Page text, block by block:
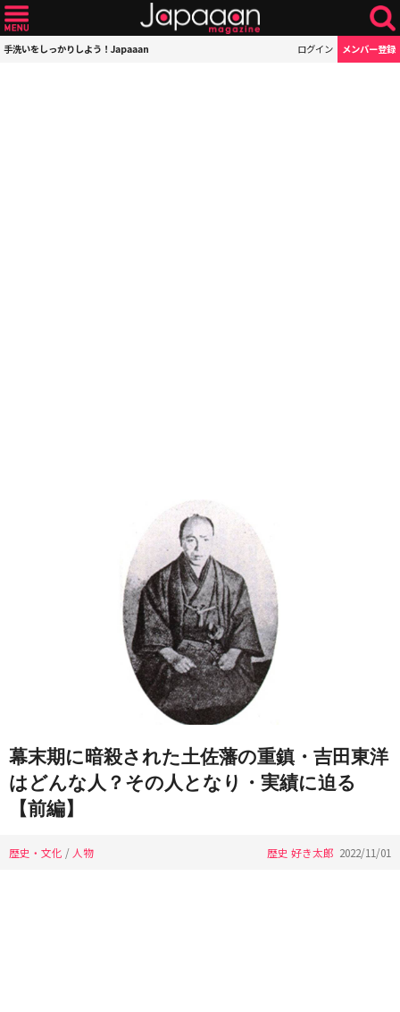
手洗いをしっかりしよう！Japaaan ログイン メンバー登録
幕末期に暗殺された土佐藩の重鎮・吉田東洋
はどんな人？その人となり・実績に迫る
【前編】
歴史・文化 / 人物 歴史 好き太郎 2022/11/01